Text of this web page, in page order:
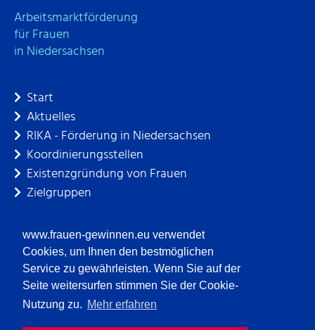
www.frauen-gewinnen.eu verwendet
Cookies, um Ihnen den bestmöglichen
Service zu gewährleisten. Wenn Sie auf der
Seite weitersurfen stimmen Sie der Cookie-
Nutzung zu. Mehr erfahren
Arbeitsmarktförderung
für Frauen
in Niedersachsen
Start
Aktuelles
RIKA - Förderung in Niedersachsen
Koordinierungsstellen
Existenzgründung von Frauen
Zielgruppen
Netzwerke
Rechtliches
Wissenschaftliches
Terminkalender
Newsletter